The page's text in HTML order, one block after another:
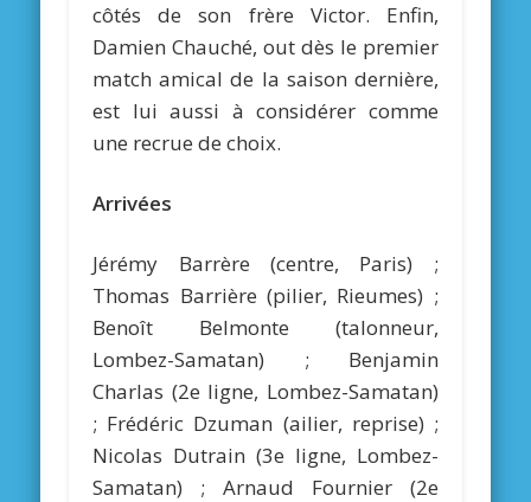
côtés de son frère Victor. Enfin,
Damien Chauché, out dès le premier
match amical de la saison dernière,
est lui aussi à considérer comme
une recrue de choix.
Arrivées
Jérémy Barrère (centre, Paris) ;
Thomas Barrière (pilier, Rieumes) ;
Benoît Belmonte (talonneur,
Lombez-Samatan) ; Benjamin
Charlas (2e ligne, Lombez-Samatan)
; Frédéric Dzuman (ailier, reprise) ;
Nicolas Dutrain (3e ligne, Lombez-
Samatan) ; Arnaud Fournier (2e